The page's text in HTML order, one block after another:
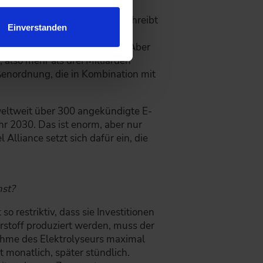
Einverstanden
Mengen verfügbar sein
Mineralölindustrie. Sie schreibt
gedeckt werden muss.
bis 2030 eingesetzt. Aber
mehr als drei Milliarden
die in Kombination mit
über 300 angekündigte E-
2030. Das ist enorm, aber nur
Alliance setzt sich dafür ein, die
restriktiv, dass sie Investitionen
produziert werden, muss der
des Elektrolyseurs maximal
monatlich, später stündlich.